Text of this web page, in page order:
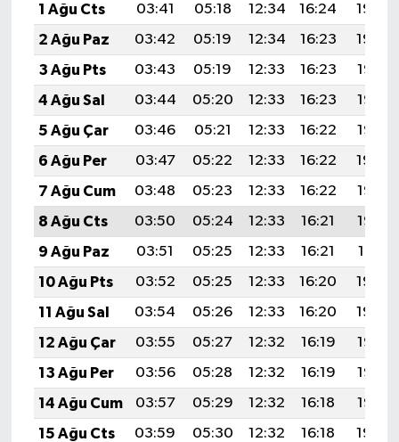
1 Ağu Cts
03:41 05:18 12:34 16:24
19:40
2 Ağu Paz
03:42 05:19 12:34 16:23
19:39
3 Ağu Pts
03:43 05:19 12:33 16:23
19:38
4 Ağu Sal
03:44 05:20 12:33 16:23
19:37
5 Ağu Çar
03:46 05:21 12:33 16:22
19:36
6 Ağu Per
03:47 05:22 12:33 16:22
19:34
7 Ağu Cum
03:48 05:23 12:33 16:22
19:33
8 Ağu Cts
03:50 05:24 12:33 16:21
19:32
9 Ağu Paz
03:51 05:25 12:33 16:21
19:31
10 Ağu Pts
03:52 05:25 12:33 16:20
19:30
11 Ağu Sal
03:54 05:26 12:33 16:20
19:29
12 Ağu Çar
03:55 05:27 12:32 16:19
19:28
13 Ağu Per
03:56 05:28 12:32 16:19
19:26
14 Ağu Cum
03:57 05:29 12:32 16:18
19:25
15 Ağu Cts
03:59 05:30 12:32 16:18
19:24